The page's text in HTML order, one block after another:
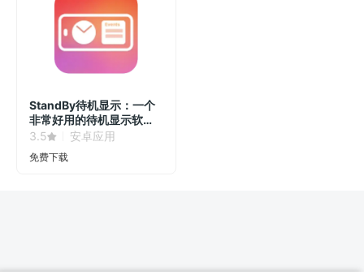
StandBy待机显示：一个
非常好用的待机显示软
件！
3.5 安卓应用
免费下载